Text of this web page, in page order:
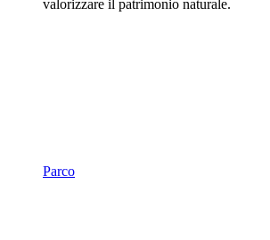
valorizzare il patrimonio naturale.
Parco